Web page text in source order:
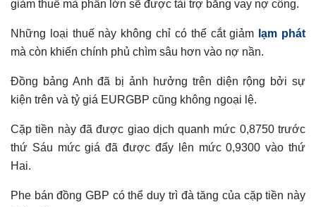
giảm thuế mà phần lớn sẽ được tài trợ bằng vay nợ công.
Những loại thuế này không chỉ có thể cắt giảm lạm phát
mà còn khiến chính phủ chìm sâu hơn vào nợ nần.
Đồng bảng Anh đã bị ảnh hưởng trên diện rộng bởi sự
kiện trên và tỷ giá EURGBP cũng không ngoại lệ.
Cặp tiền này đã được giao dịch quanh mức 0,8750 trước
thứ Sáu mức giá đã được đẩy lên mức 0,9300 vào thứ
Hai.
Phe bán đồng GBP có thể duy trì đà tăng của cặp tiền này